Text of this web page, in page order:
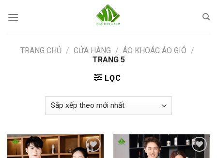
TRANG CHỦ / CỬA HÀNG / ÁO KHOÁC ÁO GIÓ /
TRANG 5
LỌC